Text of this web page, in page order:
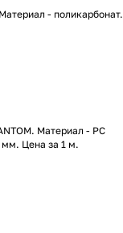
- поликарбонат.
Материал - PC
мм. Цена за 1 м.